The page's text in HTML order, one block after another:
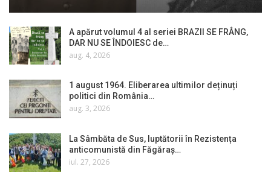
A apărut volumul 4 al seriei BRAZII SE FRÂNG,
DAR NU SE ÎNDOIESC de…
aug. 4, 2026
1 august 1964. Eliberarea ultimilor deținuți
politici din România…
aug. 3, 2026
La Sâmbăta de Sus, luptătorii în Rezistența
anticomunistă din Făgăraș…
iul. 27, 2026